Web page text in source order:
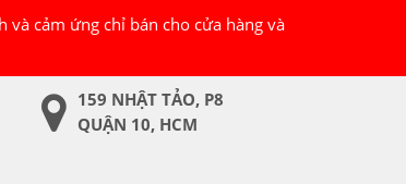
và cảm ứng chỉ bán cho cửa hàng và
159 NHẬT TẢO, P8
QUẬN 10, HCM